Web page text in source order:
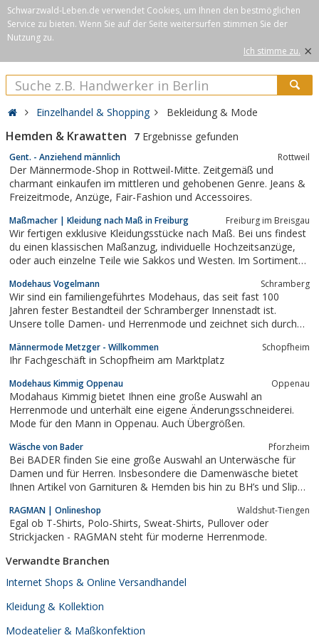
Schwarzwald-Leben.de verwendet Cookies, um Ihnen den bestmöglichen
Service zu bieten. Wenn Sie auf der Seite weitersurfen stimmen Sie der
Nutzung zu.
Ich stimme zu. ×
Einzelhandel & Shopping Bekleidung & Mode
Hemden & Krawatten 7 Ergebnisse gefunden
Gent. - Anziehend männlich Rottweil
Der Männermode-Shop in Rottweil-Mitte. Zeitgemäß und
charmant einkaufen im mittleren und gehobenen Genre. Jeans &
Freizeitmode, Anzüge, Fair-Fashion und Accessoires.
Maßmacher | Kleidung nach Maß in Freiburg Freiburg im Breisgau
Wir fertigen exklusive Kleidungsstücke nach Maß. Bei uns findest
du einen klassischen Maßanzug, individuelle Hochzeitsanzüge,
oder auch einzelne Teile wie Sakkos und Westen. Im Sortiment
Sneaker. Strickwaren und Maßhemden runden die Auswahl ab.
Modehaus Vogelmann Schramberg
Wir sind ein familiengeführtes Modehaus, das seit fast 100
Jahren fester Bestandteil der Schramberger Innenstadt ist.
Unsere tolle Damen- und Herrenmode und zeichnet sich durch
Männermode Metzger - Willkommen Schopfheim
Ihr Fachgeschäft in Schopfheim am Marktplatz
Modehaus Kimmig Oppenau Oppenau
Modahaus Kimmig bietet Ihnen eine große Auswahl an
Herrenmode und unterhält eine eigene Änderungsschneiderei.
Mode für den Mann in Oppenau. Auch Übergrößen.
Wäsche von Bader Pforzheim
Bei BADER finden Sie eine große Auswahl an Unterwäsche für
Damen und für Herren. Insbesondere die Damenwäsche bietet
Ihnen Artikel von Garnituren & Hemden bis hin zu BH’s und Slips
RAGMAN | Onlineshop Waldshut-Tiengen
Egal ob T-Shirts, Polo-Shirts, Sweat-Shirts, Pullover oder
Strickjacken - RAGMAN steht für moderne Herrenmode.
Verwandte Branchen
Internet Shops & Online Versandhandel
Kleidung & Kollektion
Modeatelier & Maßkonfektion